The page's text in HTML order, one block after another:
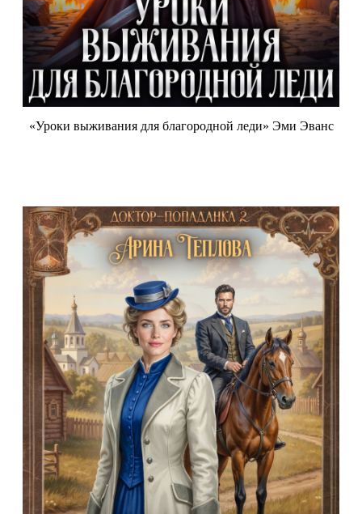
«Уроки выживания для благородной леди» Эми Эванс